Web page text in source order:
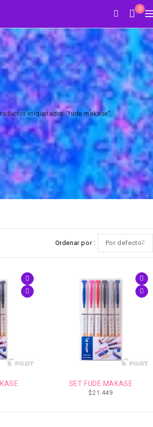
0
etiquetados “fude makase”
Ordenar por Por defecto
SET FUDE MAKASE
$21.449